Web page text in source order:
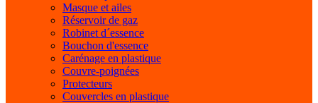
Masque et ailes
Réservoir de gaz
Robinet d´essence
Bouchon d'essence
Carénage en plastique
Couvre-poignées
Protecteurs
Couvercles en plastique